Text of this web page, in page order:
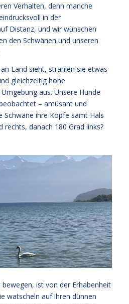
Verhalten, denn manche
in der
Distanz, und wir wünschen
den Schwänen und unseren
Land sieht, strahlen sie etwas
gleichzeitig hohe
aus. Unsere Hunde
– amüsant und
Schwäne ihre Köpfe samt Hals
rechts, danach 180 Grad links?
bewegen, ist von der Erhabenheit
watscheln auf ihren dünnen